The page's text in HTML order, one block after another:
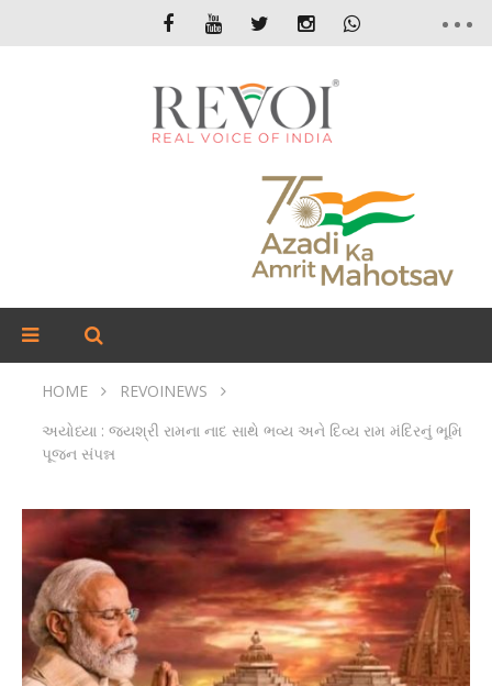
HOME
REVOINEWS
અયોધ્યા : જયશ્રી રામના નાદ સાથે ભવ્ય અને દિવ્ય રામ મંદિરનું ભૂમિ
પૂજન સંપન્ન